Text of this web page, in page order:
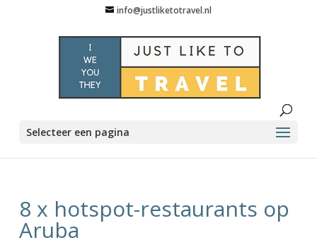
info@justliketotravel.nl
Selecteer een pagina
8 x hotspot-restaurants op
Aruba